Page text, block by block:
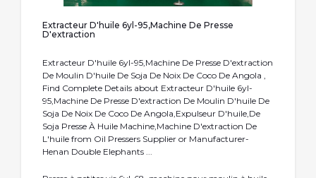
Extracteur D'huile 6yl-95,Machine De Presse
D'extraction
Extracteur D'huile 6yl-95,Machine De Presse D'extraction
De Moulin D'huile De Soja De Noix De Coco De Angola ,
Find Complete Details about Extracteur D'huile 6yl-
95,Machine De Presse D'extraction De Moulin D'huile De
Soja De Noix De Coco De Angola,Expulseur D'huile,De
Soja Presse À Huile Machine,Machine D'extraction De
L'huile from Oil Pressers Supplier or Manufacturer-
Henan Double Elephants ...